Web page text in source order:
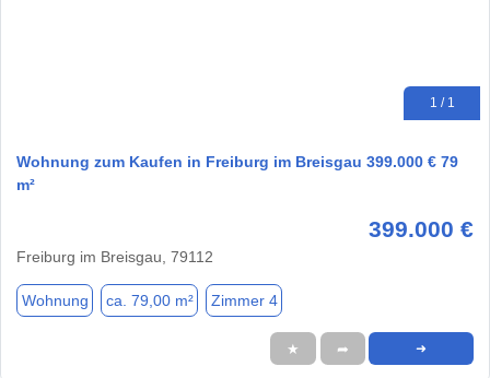
1 / 1
Wohnung zum Kaufen in Freiburg im Breisgau 399.000 € 79
m²
399.000 €
Freiburg im Breisgau, 79112
Wohnung ca. 79,00 m² Zimmer 4
★ ➦ ➜